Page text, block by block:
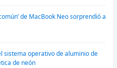
de MacBook Neo sorprendió a
sistema operativo de aluminio de
de neón